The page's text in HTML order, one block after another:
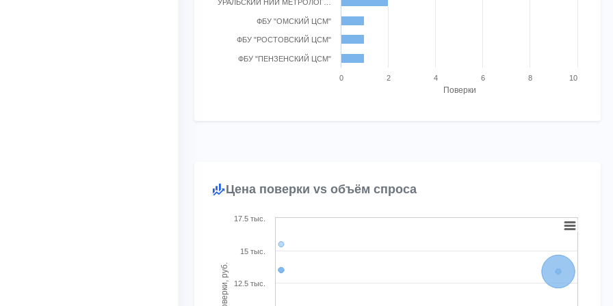
Поверки
УРАЛЬСКИЙ НИИ МЕТРОЛОГ…
ФБУ "ОМСКИЙ ЦСМ"
ФБУ "РОСТОВСКИЙ ЦСМ"
ФБУ "ПЕНЗЕНСКИЙ ЦСМ"
0 2 4 6 8 10
Цена поверки vs объём спроса
Bubble chart with 10 bubbles. Bubble charts are scatter charts where each data point also
View as data table, Chart
The chart has 1 X axis displaying Поверок за год. Range: -0.020263788968824942 to
The chart has 1 Y axis displaying Цена поверки, руб.. Range: 5000 to 17500.
12.5 тыс.
15 тыс.
17.5 тыс.